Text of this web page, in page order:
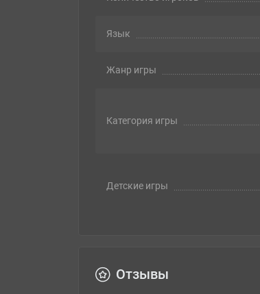
Язык
Жанр игры
Категория игры
Детские игры
Отзывы